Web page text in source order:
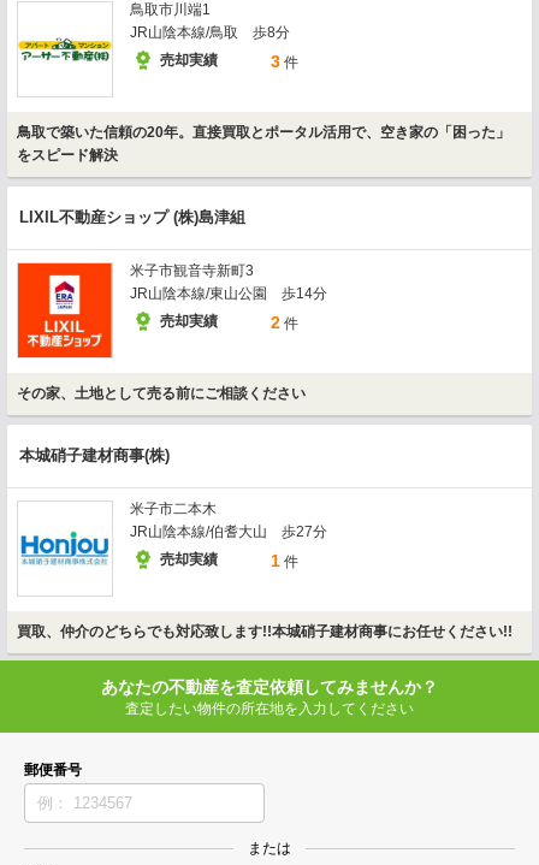
鳥取市川端1
JR山陰本線/鳥取 歩8分
売却実績
3 件
鳥取で築いた信頼の20年。直接買取とポータル活用で、空き家の「困った」
をスピード解決
LIXIL不動産ショップ (株)島津組
米子市観音寺新町3
JR山陰本線/東山公園 歩14分
売却実績
2 件
その家、土地として売る前にご相談ください
本城硝子建材商事(株)
米子市二本木
JR山陰本線/伯耆大山 歩27分
売却実績
1 件
買取、仲介のどちらでも対応致します!!本城硝子建材商事にお任せください!!
あなたの不動産を査定依頼してみませんか？
査定したい物件の所在地を入力してください
郵便番号
または